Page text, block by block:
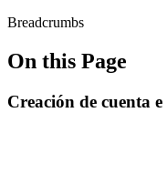
Breadcrumbs
On this Page
Creación de cuenta